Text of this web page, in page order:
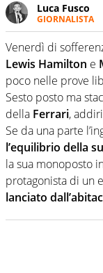
Luca Fusco
GIORNALISTA
Giornalista
lui sgasa,
sul podio
Venerdì di
Lewis Hamilton e
poco nelle prove
Sesto posto ma
della Ferrari,
Se da una parte
l’equilibrio della
la sua monoposto
protagonista di un
lanciato